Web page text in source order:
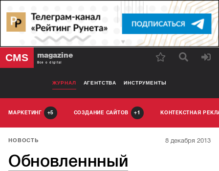
CMS magazine
Все о digital
ЖУРНАЛ АГЕНТСТВА ИНСТРУМЕНТЫ
МАРКЕТИНГ 5 СОЗДАНИЕ САЙТОВ 1 КОНТЕКСТНАЯ
НОВОСТЬ 8 декабря 2013
Обновленнный